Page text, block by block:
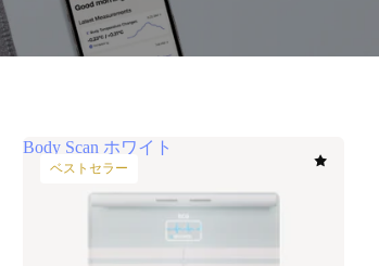
Body Scan ホワイト
ベストセラー